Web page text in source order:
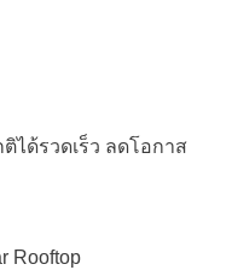
ได้รวดเร็ว ลดโอกาส
Rooftop